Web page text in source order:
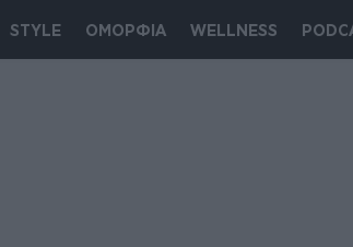
STYLE ΟΜΟΡΦΙΑ WELLNESS